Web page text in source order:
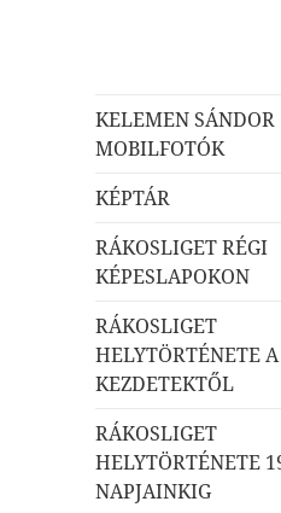
KELEMEN SÁNDOR
MOBILFOTÓK
KÉPTÁR
RÁKOSLIGET RÉGI
KÉPESLAPOKON
RÁKOSLIGET
HELYTÖRTÉNETE A
KEZDETEKTŐL
RÁKOSLIGET
HELYTÖRTÉNETE
NAPJAINKIG